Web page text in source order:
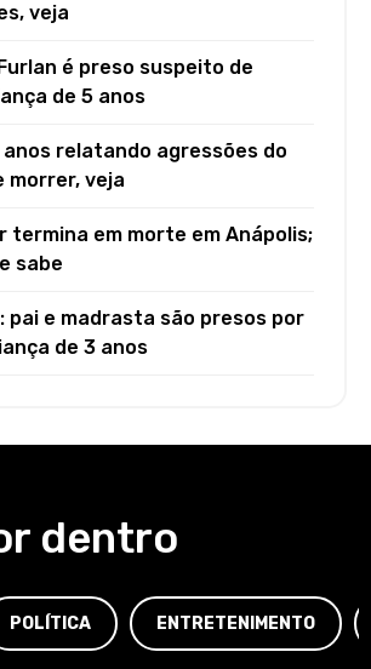
veja
é preso suspeito de
de 5 anos
anos relatando agressões do
morrer, veja
termina em morte em Anápolis;
sabe
pai e madrasta são presos por
de 3 anos
dentro
POLÍTICA ENTRETENIMENTO